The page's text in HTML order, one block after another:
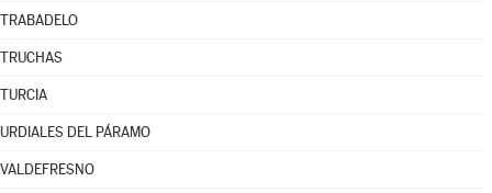
TRABADELO
TRUCHAS
TURCIA
URDIALES DEL PÁRAMO
VALDEFRESNO